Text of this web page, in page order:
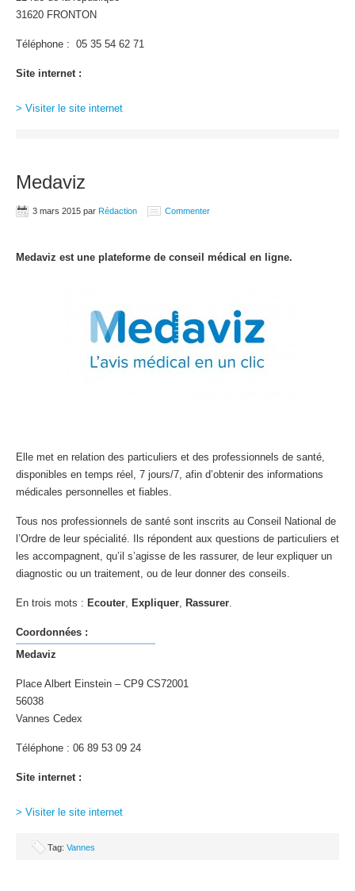
31620 FRONTON
Téléphone : 05 35 54 62 71
Site internet :
> Visiter le site internet
Medaviz
3 mars 2015 par Rédaction Commenter
Medaviz est une plateforme de conseil médical en ligne.
Elle met en relation des particuliers et des professionnels de santé,
disponibles en temps réel, 7 jours/7, afin d’obtenir des informations
médicales personnelles et fiables.
Tous nos professionnels de santé sont inscrits au Conseil National de
l’Ordre de leur spécialité. Ils répondent aux questions de particuliers et
les accompagnent, qu’il s’agisse de les rassurer, de leur expliquer un
diagnostic ou un traitement, ou de leur donner des conseils.
En trois mots : Ecouter Expliquer Rassurer
Coordonnées :
Medaviz
Place Albert Einstein – CP9 CS72001
56038
Vannes Cedex
Téléphone : 06 89 53 09 24
Site internet :
> Visiter le site internet
Tag: Vannes